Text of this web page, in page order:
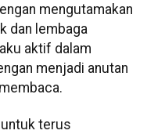
mengutamakan
dan lembaga
aktif dalam
menjadi anutan
terus